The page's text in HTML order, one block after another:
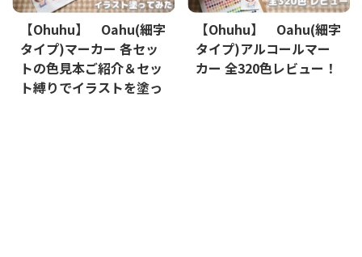
【Ohuhu】 Oahu(細字
タイプ)マーカー 各セッ
トの色見本ご紹介＆セッ
ト縛りでイラストを塗っ
【Ohuhu】 Oahu(細字
タイプ)アルコールマー
カー 全320色レビュー！